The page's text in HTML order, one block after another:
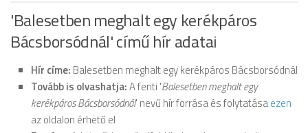
'Balesetben meghalt egy kerékpáros
Bácsborsódnál' című hír adatai
Hír címe: Balesetben meghalt egy kerékpáros Bácsborsódnál
Tovább is olvashatja:A fenti 'Balesetben meghalt egy
kerékpáros Bácsborsódnál' nevű hír forrása és folytatásaezen
az oldalon érhető el